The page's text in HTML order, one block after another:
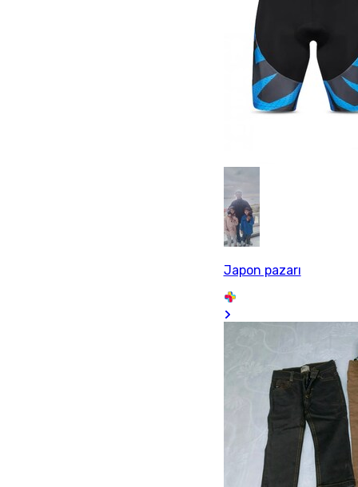
Japon pazarı